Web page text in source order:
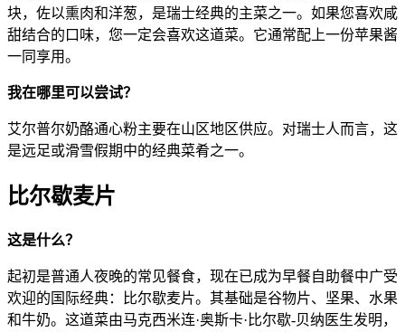
块，佐以熏肉和洋葱，是瑞士经典的主菜之一。如果您喜欢咸
甜结合的口味，您一定会喜欢这道菜。它通常配上一份苹果酱
一同享用。
我在哪里可以尝试？
艾尔普尔奶酪通心粉主要在山区地区供应。对瑞士人而言，这
是远足或滑雪假期中的经典菜肴之一。
比尔歇麦片
这是什么？
起初是普通人夜晚的常见餐食，现在已成为早餐自助餐中广受
欢迎的国际经典：比尔歇麦片。其基础是谷物片、坚果、水果
和牛奶。这道菜由马克西米连·奥斯卡·比尔歇-贝纳医生发明，